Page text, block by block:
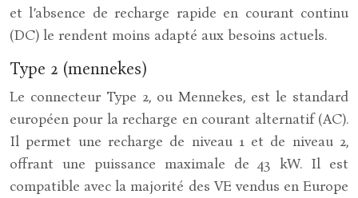
et l’absence de recharge rapide en courant continu
(DC) le rendent moins adapté aux besoins actuels.
Type 2 (mennekes)
Le connecteur Type 2, ou Mennekes, est le standard
européen pour la recharge en courant alternatif (AC).
Il permet une recharge de niveau 1 et de niveau 2,
offrant une puissance maximale de 43 kW. Il est
compatible avec la majorité des VE vendus en Europe